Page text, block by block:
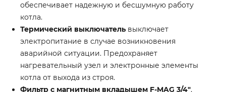
обеспечивает надежную и бесшумную работу
котла.
Термический выключатель выключает
электропитание в случае возникновения
аварийной ситуации. Предохраняет
нагревательный узел и электронные элементы
котла от выхода из строя.
Фильтр с магнитным вкладышем F-MAG 3/4″,